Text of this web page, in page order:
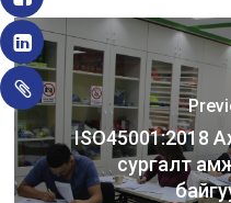
ISO45001:2018
сургалт